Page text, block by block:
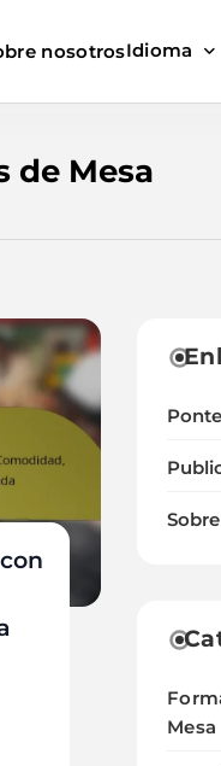
nosotrosIdioma
de Mesa
Mesa